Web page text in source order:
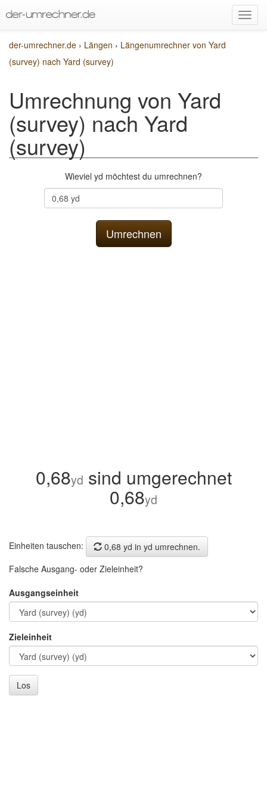
der-umrechner.de › Längen › Längenumrechner von Yard
(survey) nach Yard (survey)
Umrechnung von Yard
(survey) nach Yard
(survey)
Wieviel yd möchtest du umrechnen?
0,68yd sind umgerechnet
0,68yd
Einheiten tauschen:
0,68 yd in yd umrechnen.
Falsche Ausgang- oder Zieleinheit?
Ausgangseinheit
Zieleinheit
Los